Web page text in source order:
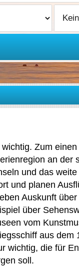
Zum
an der
und das
und planen
Auskunft
über
vom
aus dem
wichtig, die für
soll.